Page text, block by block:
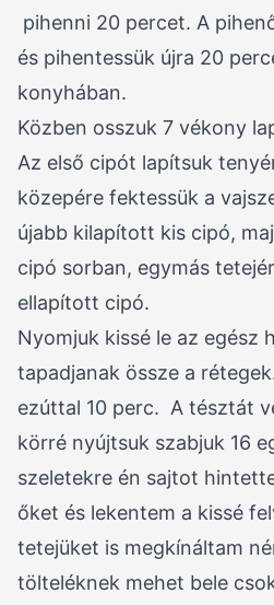
pihenni 20 percet. A
és pihentessük újra 20
konyhában.
Közben osszuk 7 vékony
Az első cipót lapítsuk
közepére fektessük a
újabb kilapított kis cipó,
cipó sorban, egymás
ellapított cipó.
Nyomjuk kissé le az egész
tapadjanak össze a
ezúttal 10 perc. A tésztát
körré nyújtsuk szabjuk 16
szeletekre én sajtot
őket és lekentem a kissé
tetejüket is megkínáltam
tölteléknek mehet bele